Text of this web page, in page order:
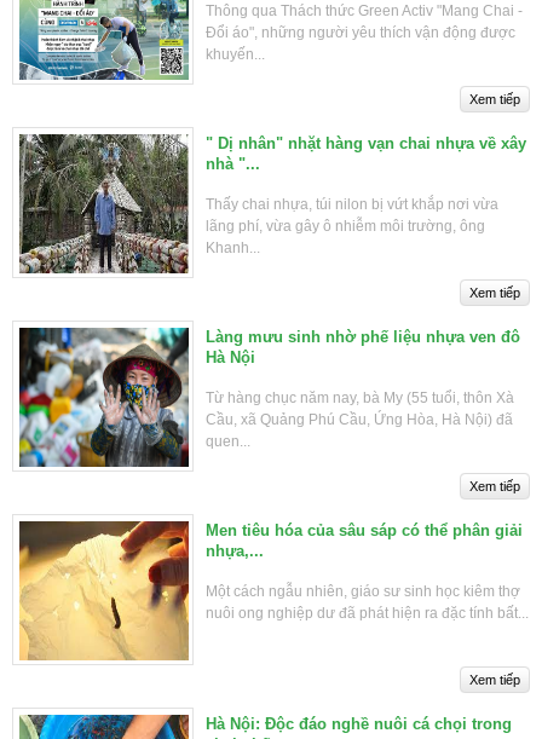
Thông qua Thách thức Green Activ "Mang Chai -
Đổi áo", những người yêu thích vận động được
khuyến...
" Dị nhân" nhặt hàng vạn chai nhựa về xây
nhà "...
Thấy chai nhựa, túi nilon bị vứt khắp nơi vừa
lãng phí, vừa gây ô nhiễm môi trường, ông
Khanh...
Làng mưu sinh nhờ phế liệu nhựa ven đô
Hà Nội
Từ hàng chục năm nay, bà My (55 tuổi, thôn Xà
Cầu, xã Quảng Phú Cầu, Ứng Hòa, Hà Nội) đã
quen...
Men tiêu hóa của sâu sáp có thể phân giải
nhựa,...
Một cách ngẫu nhiên, giáo sư sinh học kiêm thợ
nuôi ong nghiệp dư đã phát hiện ra đặc tính bất...
Hà Nội: Độc đáo nghề nuôi cá chọi trong